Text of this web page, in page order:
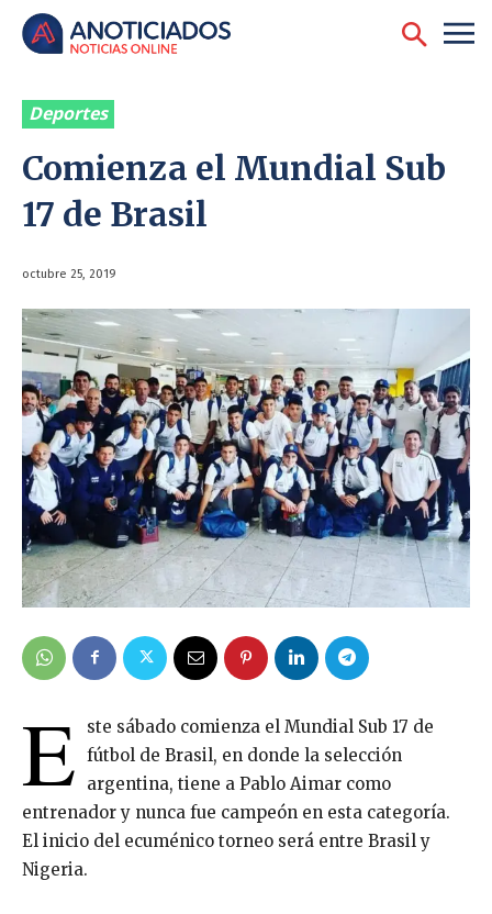
Deportes
Comienza el Mundial Sub
17 de Brasil
octubre 25, 2019
E
ste sábado comienza el Mundial Sub 17 de
fútbol de Brasil, en donde la selección
argentina, tiene a Pablo Aimar como
entrenador y nunca fue campeón en esta categoría.
El inicio del ecuménico torneo será entre Brasil y
Nigeria.